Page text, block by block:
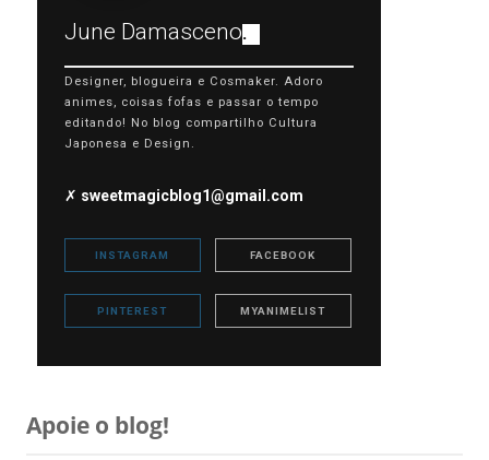
June Damasceno.
Designer, blogueira e Cosmaker. Adoro
animes, coisas fofas e passar o tempo
editando! No blog compartilho Cultura
Japonesa e Design.
✗ sweetmagicblog1@gmail.com
INSTAGRAM FACEBOOK
PINTEREST MYANIMELIST
Apoie o blog!